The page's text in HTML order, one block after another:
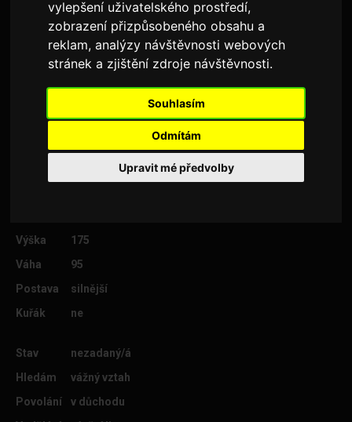
vylepšení uživatelského prostředí,
zobrazení přizpůsobeného obsahu a
reklam, analýzy návštěvnosti webových
stránek a zjištění zdroje návštěvnosti.
Souhlasím
Odmítám
Upravit mé předvolby
abuelo
Výška
175
Váha
95
Postava
silnější
Kuřák
ne
Stav
nezadaný/á
Hledám
vážný vztah
Povolání
v důchodu